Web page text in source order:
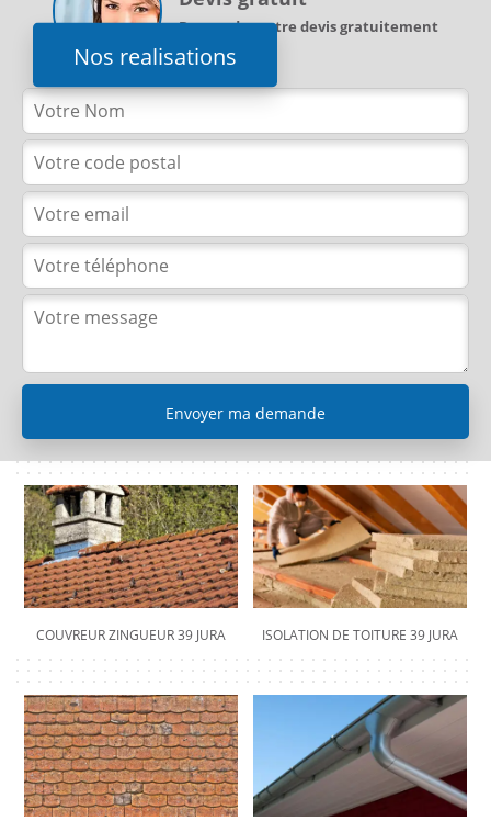
Nos realisations
Demandez votre devis gratuitement
COUVREUR ZINGUEUR 39 JURA ISOLATION DE TOITURE 39 JURA